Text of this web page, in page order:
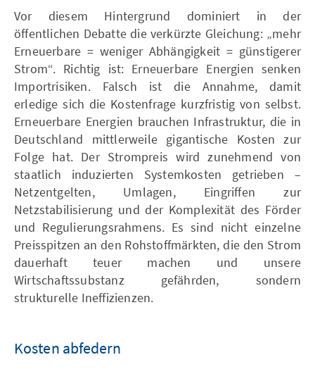
Vor diesem Hintergrund dominiert in der
öffentlichen Debatte die verkürzte Gleichung: „mehr
Erneuerbare = weniger Abhängigkeit = günstigerer
Strom“. Richtig ist: Erneuerbare Energien senken
Importrisiken. Falsch ist die Annahme, damit
erledige sich die Kostenfrage kurzfristig von selbst.
Erneuerbare Energien brauchen Infrastruktur, die in
Deutschland mittlerweile gigantische Kosten zur
Folge hat. Der Strompreis wird zunehmend von
staatlich induzierten Systemkosten getrieben –
Netzentgelten, Umlagen, Eingriffen zur
Netzstabilisierung und der Komplexität des Förder
und Regulierungsrahmens. Es sind nicht einzelne
Preisspitzen an den Rohstoffmärkten, die den Strom
dauerhaft teuer machen und unsere
Wirtschaftssubstanz gefährden, sondern
strukturelle Ineffizienzen.
Kosten abfedern